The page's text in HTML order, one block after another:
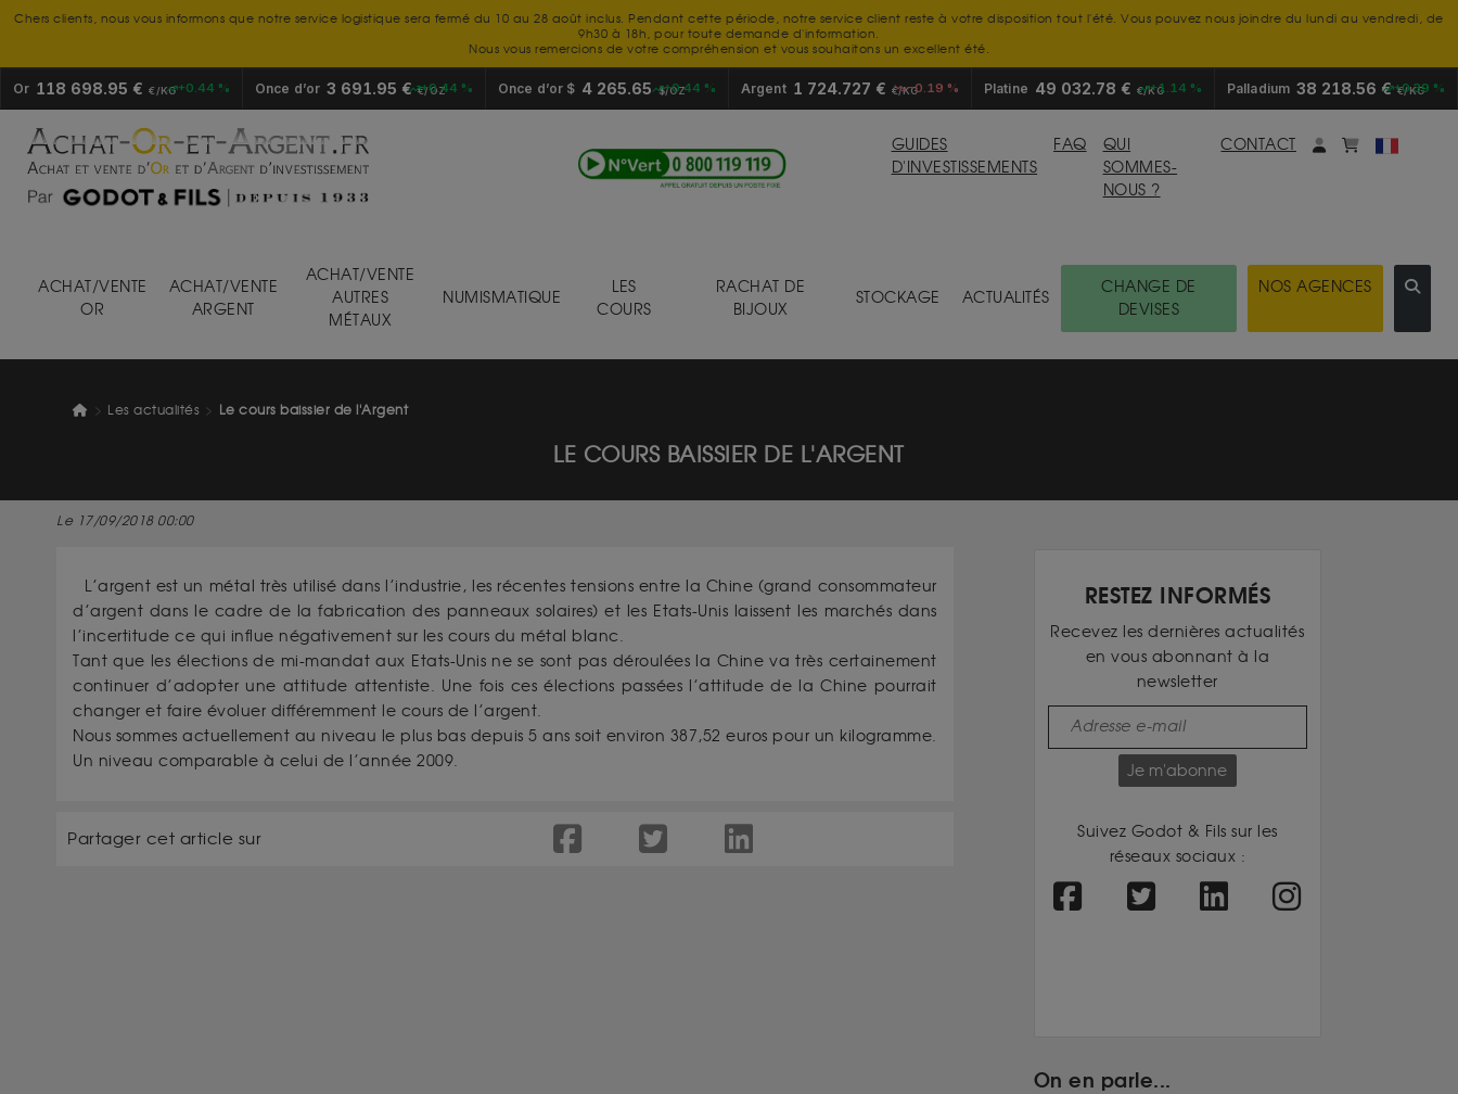
Chers clients, nous vous informons que notre service logistique sera fermé du 10 au 28 août inclus. Pendant cette période, notre service client reste à votre disposition tout l'été. Vous pouvez nous joindre du lundi au vendredi, de
9h30 à 18h, pour toute demande d'information.
Nous vous remercions de votre compréhension et vous souhaitons un excellent été.
Or 118 698.95 € €/KG+0.44 % Once d’or 3 691.95 €€/OZ
+0.44 % Once d’or $ 4 265.65$/OZ
+0.44 % Argent 1 724.727 € €/KG-0.19 % Platine 49 032.78 € €/KG+1.14 % Palladium 38 218.56 €€/KG
+0.39 %
GUIDES
D'INVESTISSEMENTS
FAQ
QUI
SOMMES-
NOUS ?
CONTACT Mon compte
monpanier
ACHAT/VENTE
OR
ACHAT/VENTE
ARGENT
ACHAT/VENTE
AUTRES
MÉTAUX
NUMISMATIQUE
LES
COURS
RACHAT DE
BIJOUX
STOCKAGE ACTUALITÉS
CHANGE DE
DEVISES
NOS AGENCES
Les actualités Le cours baissier de l'Argent
LE COURS BAISSIER DE L'ARGENT
Le 17/09/2018 00:00
L’argent est un métal très utilisé dans l’industrie, les récentes tensions entre la Chine (grand consommateur
d’argent dans le cadre de la fabrication des panneaux solaires) et les Etats-Unis laissent les marchés dans
l’incertitude ce qui influe négativement sur les cours du métal blanc.
Tant que les élections de mi-mandat aux Etats-Unis ne se sont pas déroulées la Chine va très certainement
continuer d’adopter une attitude attentiste. Une fois ces élections passées l’attitude de la Chine pourrait
changer et faire évoluer différemment le cours de l’argent.
Nous sommes actuellement au niveau le plus bas depuis 5 ans soit environ 387,52 euros pour un kilogramme.
Un niveau comparable à celui de l’année 2009.
Partager cet article sur
RESTEZ INFORMÉS
Recevez les dernières actualités
en vous abonnant à la
newsletter
Je m'abonne
Suivez Godot & Fils sur les
réseaux sociaux :
On en parle...